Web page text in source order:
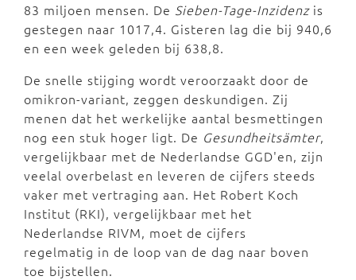
83 miljoen mensen. De Sieben-Tage-Inzidenzis
gestegen naar 1017,4. Gisteren lag die bij 940,6
en een week geleden bij 638,8.
De snelle stijging wordt veroorzaakt door de
omikron-variant, zeggen deskundigen. Zij
menen dat het werkelijke aantal besmettingen
nog een stuk hoger ligt. De Gesundheitsämter,
vergelijkbaar met de Nederlandse GGD'en, zijn
veelal overbelast en leveren de cijfers steeds
vaker met vertraging aan. Het Robert Koch
Institut (RKI), vergelijkbaar met het
Nederlandse RIVM, moet de cijfers
regelmatig in de loop van de dag naar boven
toe bijstellen.